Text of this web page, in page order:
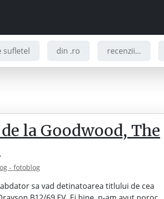
sufletel din .ro recenzii...
la Goodwood, The
- fotoblog
sa vad detinatoarea titlului de cea